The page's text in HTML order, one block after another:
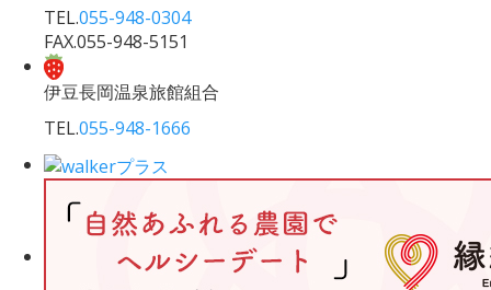
TEL.055-948-0304
FAX.055-948-5151
伊豆長岡温泉旅館組合
TEL.055-948-1666